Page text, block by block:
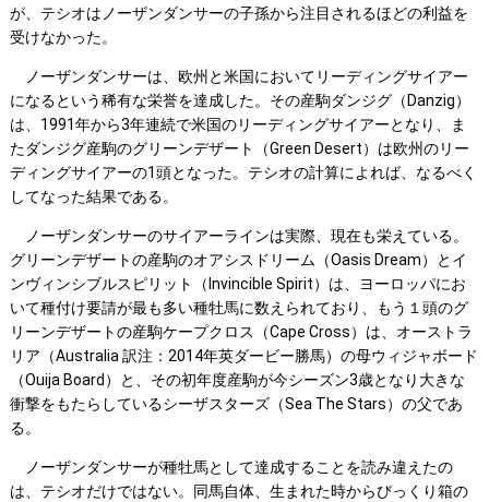
が、テシオはノーザンダンサーの子孫から注目されるほどの利益を
受けなかった。
ノーザンダンサーは、欧州と米国においてリーディングサイアー
になるという稀有な栄誉を達成した。その産駒ダンジグ（Danzig）
は、1991年から3年連続で米国のリーディングサイアーとなり、ま
たダンジグ産駒のグリーンデザート（Green Desert）は欧州のリー
ディングサイアーの1頭となった。テシオの計算によれば、なるべく
してなった結果である。
ノーザンダンサーのサイアーラインは実際、現在も栄えている。
グリーンデザートの産駒のオアシスドリーム（Oasis Dream）とイ
ンヴィンシブルスピリット（Invincible Spirit）は、ヨーロッパにお
いて種付け要請が最も多い種牡馬に数えられており、もう１頭のグ
リーンデザートの産駒ケープクロス（Cape Cross）は、オーストラ
リア（Australia 訳注：2014年英ダービー勝馬）の母ウィジャボード
（Ouija Board）と、その初年度産駒が今シーズン3歳となり大きな
衝撃をもたらしているシーザスターズ（Sea The Stars）の父であ
る。
ノーザンダンサーが種牡馬として達成することを読み違えたの
は、テシオだけではない。同馬自体、生まれた時からびっくり箱の